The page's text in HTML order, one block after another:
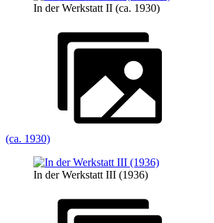
In der Werkstatt II (ca. 1930)
(ca. 1930)
In der Werkstatt III (1936)